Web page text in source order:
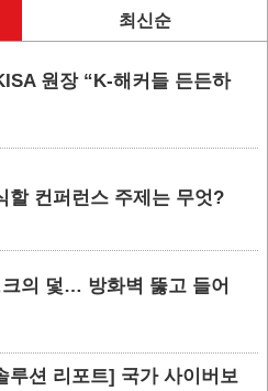
최신순
원장 “K-해커들 든든하
할 컨퍼런스 주제는 무엇?
의 덫… 방화벽 뚫고 들어
루션 리포트] 국가 사이버보